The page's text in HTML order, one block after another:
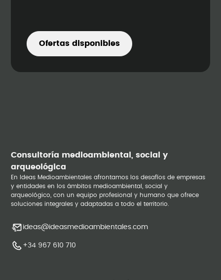
Ofertas disponibles
Consultoría medioambiental, social y
arqueológica
En Ideas Medioambientales afrontamos los desafíos de empresas
y entidades en los ámbitos medioambiental, social y
arqueológico, con un equipo profesional y humano que ofrece
soluciones integrales y adaptadas a todo el territorio.
ideas@ideasmedioambientales.com
+34 967 610 710